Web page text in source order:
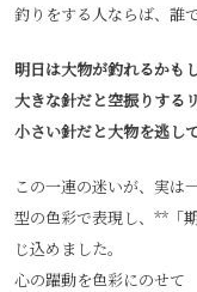
釣りをする人ならば、誰
明日は大物が釣れるかも
大きな針だと空振りする
小さい針だと大物を逃し
この一連の迷いが、実は
型の色彩で表現し、**「
じ込めました。
心の躍動を色彩にのせて